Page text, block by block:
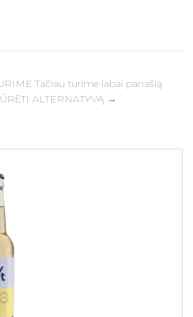
Tačiau turime labai panašią
ALTERNATYVĄ →